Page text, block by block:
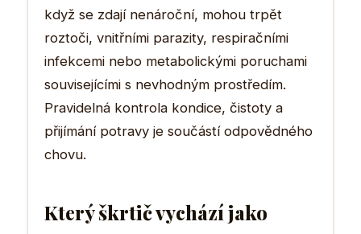
když se zdají nenároční, mohou trpět
roztoči, vnitřními parazity, respiračními
infekcemi nebo metabolickými poruchami
souvisejícími s nevhodným prostředím.
Pravidelná kontrola kondice, čistoty a
přijímání potravy je součástí odpovědného
chovu.
Který škrtič vychází jako